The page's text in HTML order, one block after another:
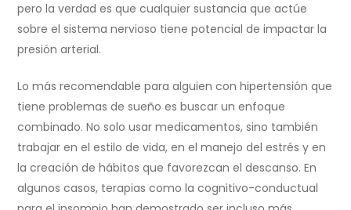
pero la verdad es que cualquier sustancia que actúe
sobre el sistema nervioso tiene potencial de impactar la
presión arterial.
Lo más recomendable para alguien con hipertensión que
tiene problemas de sueño es buscar un enfoque
combinado. No solo usar medicamentos, sino también
trabajar en el estilo de vida, en el manejo del estrés y en
la creación de hábitos que favorezcan el descanso. En
algunos casos, terapias como la cognitivo-conductual